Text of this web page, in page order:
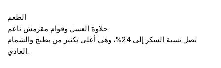
الطعم
حلاوة العسل وقوام مقرمش ناعم
تصل نسبة السكر إلى 24%، وهي أعلى بكثير من بطيخ والشمام
العادي.